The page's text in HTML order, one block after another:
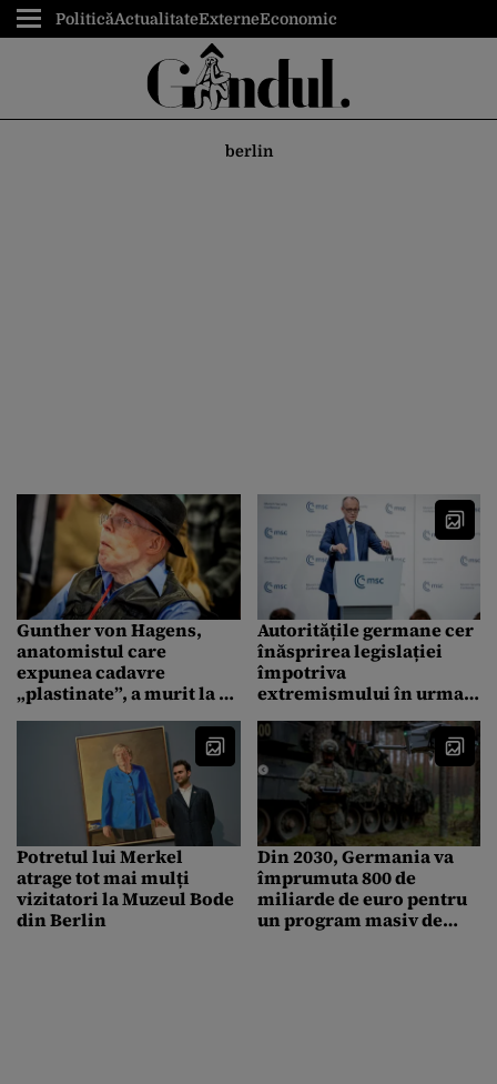
PoliticăActualitateExterneEconomic
berlin
Gunther von Hagens,
anatomistul care
expunea cadavre
„plastinate”, a murit la 81
„Doctorului morții”
Autoritățile germane cer
înăsprirea legislației
împotriva
extremismului în urma
Pride din Berlin
Potretul lui Merkel
atrage tot mai mulți
vizitatori la Muzeul Bode
din Berlin
Din 2030, Germania va
împrumuta 800 de
miliarde de euro pentru
un program masiv de